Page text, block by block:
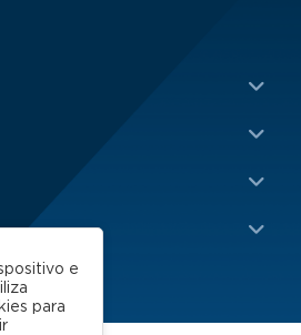
e
para